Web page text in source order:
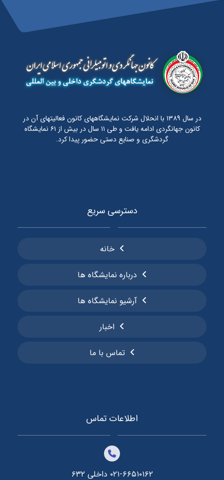
در سال ۱۳۸۹ با انحلال شرکت نمایشگاههای کانون فعالیتهای آن در
کانون جهانگردی ادامه یافت و طی ۱۱ سال در بیش از ۶۱ نمایشگاه
گردشگری و صنایع دستی حضور پیدا کرد.
دسترسی سریع
خانه
درباره نمایشگاه ها
آرشیو نمایشگاه ها
اخبار
تماس با ما
اطلاعات تماس
۰۲۱-۶۶۵۱۰۱۶۲ داخلی ۶۳۲